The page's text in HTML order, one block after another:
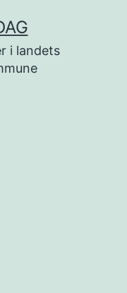
i landets